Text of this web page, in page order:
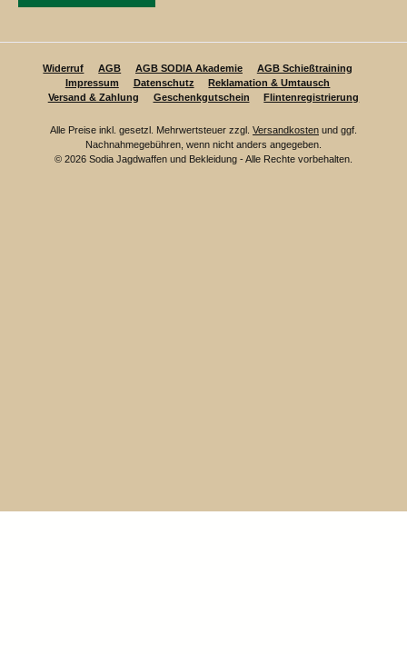
Widerruf AGB AGB SODIA Akademie
AGB Schießtraining
Impressum
Datenschutz
Reklamation & Umtausch
Versand & Zahlung
Geschenkgutschein Flintenregistrierung
Alle Preise inkl. gesetzl. Mehrwertsteuer zzgl. Versandkosten und ggf.
Nachnahmegebühren, wenn nicht anders angegeben.
© 2026 Sodia Jagdwaffen und Bekleidung - Alle Rechte vorbehalten.